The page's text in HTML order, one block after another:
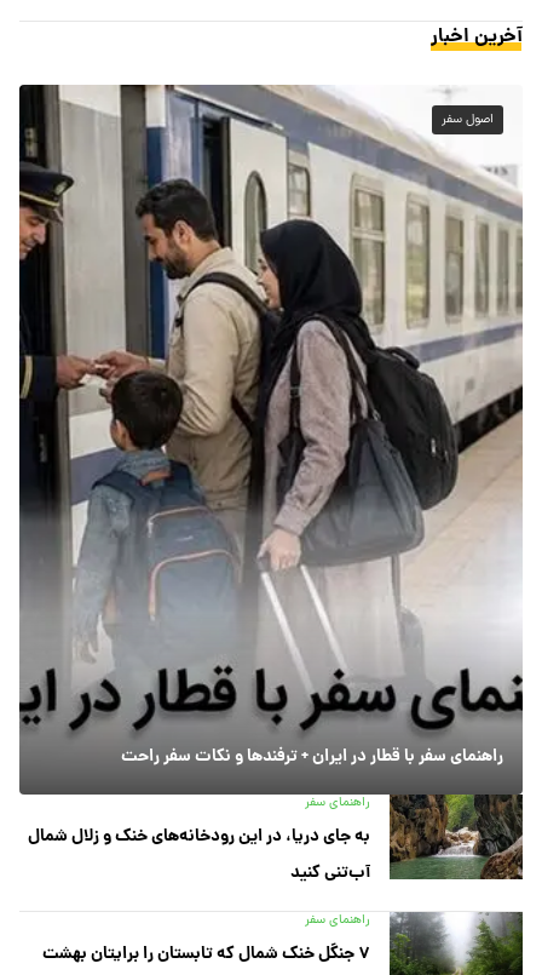
آخرین اخبار
اصول سفر
راهنمای سفر با قطار در ایران + ترفندها و نکات سفر راحت
راهنمای سفر
به جای دریا، در این رودخانه‌های خنک و زلال شمال
آب‌تنی کنید
راهنمای سفر
۷ جنگل خنک شمال که تابستان را برایتان بهشت